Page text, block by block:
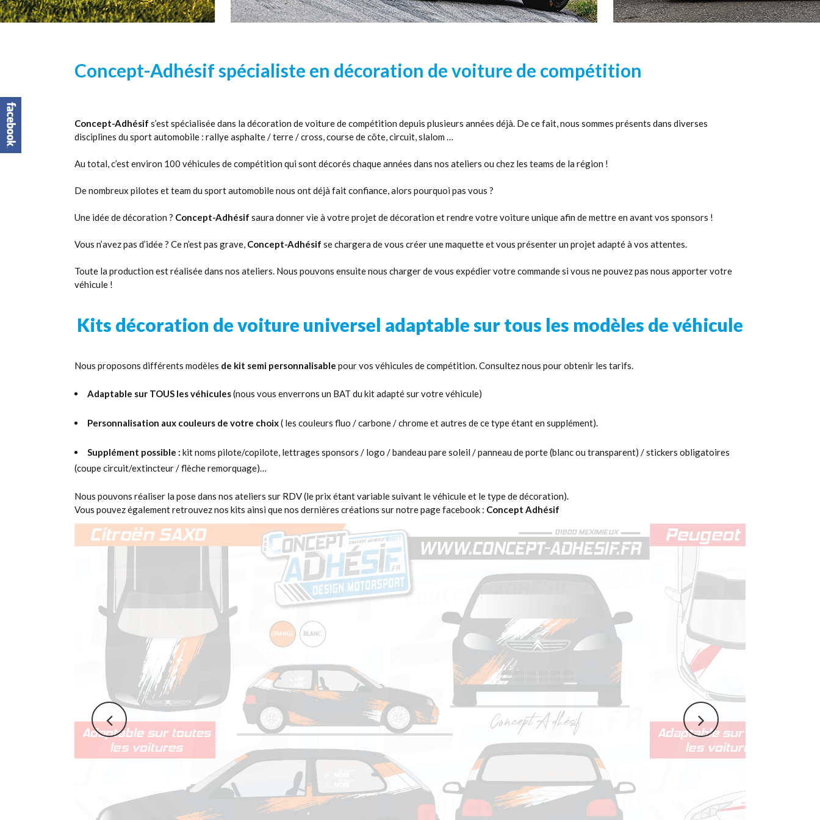
Concept-Adhésif spécialiste en décoration de voiture de compétition
Concept-Adhésif s’est spécialisée dans la décoration de voiture de compétition depuis plusieurs années déjà. De ce fait, nous sommes présents dans diverses
disciplines du sport automobile : rallye asphalte / terre / cross, course de côte, circuit, slalom …
Au total, c’est environ 100 véhicules de compétition qui sont décorés chaque années dans nos ateliers ou chez les teams de la région !
De nombreux pilotes et team du sport automobile nous ont déjà fait confiance, alors pourquoi pas vous ?
Une idée de décoration ? Concept-Adhésif saura donner vie à votre projet de décoration et rendre votre voiture unique afin de mettre en avant vos sponsors !
Vous n’avez pas d’idée ? Ce n’est pas grave, Concept-Adhésif se chargera de vous créer une maquette et vous présenter un projet adapté à vos attentes.
Toute la production est réalisée dans nos ateliers. Nous pouvons ensuite nous charger de vous expédier votre commande si vous ne pouvez pas nous apporter votre
véhicule !
Kits décoration de voiture universel adaptable sur tous les modèles de véhicule
Nous proposons différents modèles de kit semi personnalisable pour vos véhicules de compétition. Consultez nous pour obtenir les tarifs.
Adaptable sur TOUS les véhicules(nous vous enverrons un BAT du kit adapté sur votre véhicule)
Personnalisation aux couleurs de votre choix( les couleurs fluo / carbone / chrome et autres de ce type étant en supplément).
Supplément possible : kit noms pilote/copilote, lettrages sponsors / logo / bandeau pare soleil / panneau de porte (blanc ou transparent) / stickers obligatoires
(coupe circuit/extincteur / flèche remorquage)…
Nous pouvons réaliser la pose dans nos ateliers sur RDV (le prix étant variable suivant le véhicule et le type de décoration).
Vous pouvez également retrouvez nos kits ainsi que nos dernières créations sur notre page facebook : Concept Adhésif